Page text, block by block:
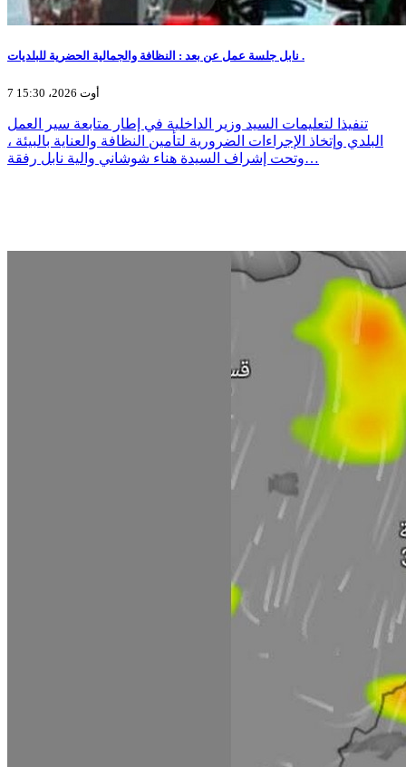
نابل جلسة عمل عن بعد : النظافة والجمالية الحضرية للبلديات .
7 أوت 2026، 15:30
تنفيذا لتعليمات السيد وزير الداخلية في إطار متابعة سير العمل
البلدي وإتخاذ الإجراءات الضرورية لتأمين النظافة والعناية بالبيئة ،
وتحت إشراف السيدة هناء شوشاني والية نابل رفقة…